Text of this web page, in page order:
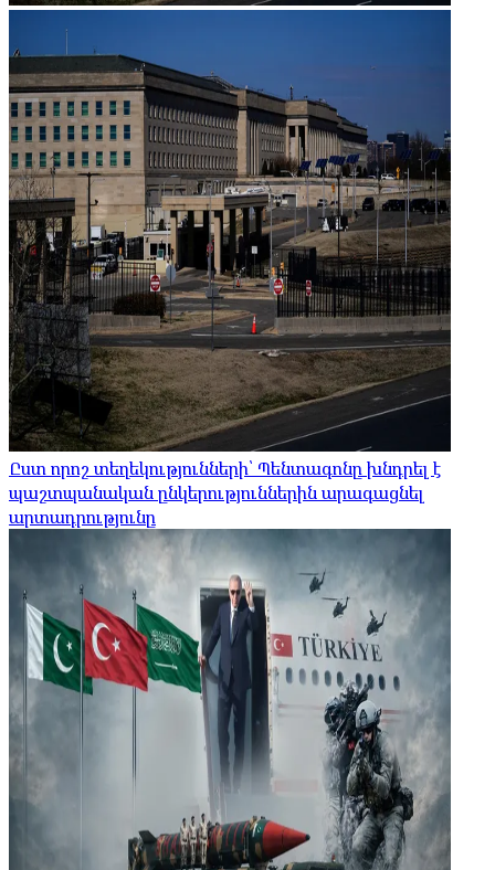
Ըստ որոշ տեղեկությունների՝ Պենտագոնը խնդրել է
պաշտպանական ընկերություններին արագացնել
արտադրությունը